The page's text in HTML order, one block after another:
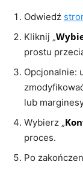
Odwiedź
Kliknij „
prostu
Opcjonalnie:
lub
Wybierz „
proces.
Po